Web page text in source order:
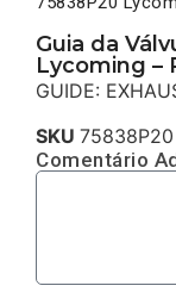
Guia da
Lycoming –
GUIDE:
SKU 75838P20
Comentário